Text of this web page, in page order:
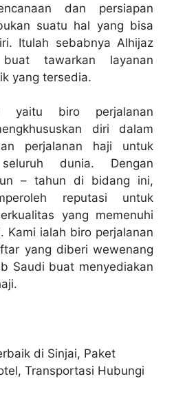
dan persiapan
suatu hal yang bisa
Itulah sebabnya Alhijaz
tawarkan layanan
yang tersedia.
yaitu biro perjalanan
diri dalam
perjalanan haji untuk
dunia. Dengan
– tahun di bidang ini,
reputasi untuk
yang memenuhi
Kami ialah biro perjalanan
yang diberi wewenang
Saudi buat menyediakan